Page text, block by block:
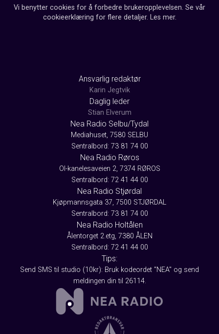
Vi benytter cookies for å forbedre brukeropplevelsen. Se vår
cookieerklæring for flere detaljer. Les mer.
Ansvarlig redaktør
Karin Jegtvik
Daglig leder
Stian Elverum
Nea Radio Selbu/Tydal
Mediahuset, 7580 SELBU
Sentralbord: 73 81 74 00
Nea Radio Røros
Ol-kanelesaveien 2, 7374 RØROS
Sentralbord: 72 41 44 00
Nea Radio Stjørdal
Kjøpmannsgata 37, 7500 STJØRDAL
Sentralbord: 73 81 74 00
Nea Radio Holtålen
Ålentorget 2.etg, 7380 ÅLEN
Sentralbord: 72 41 44 00
Tips:
Send SMS til studio (10kr): Bruk kodeordet "NEA" og send
meldingen din til 26114.